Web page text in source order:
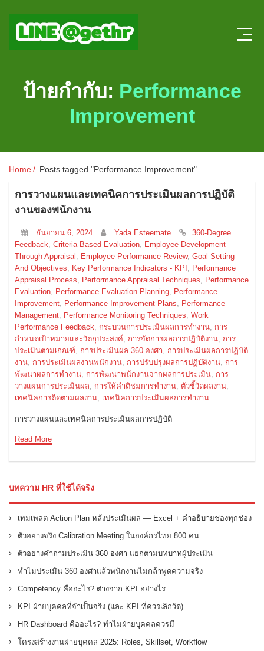
Home
ระบบประเมินผลออนไลน์
ป้ายกำกับ: Performance
Improvement
Home Posts tagged "Performance Improvement"
การวางแผนและเทคนิคการประเมินผลการปฏิบัติ
งานของพนักงาน
กันยายน 6, 2024 Yada Esteemate
360-Degree
Feedback Criteria-Based Evaluation
Employee Development
Through Appraisal
Employee Performance Review, Goal Setting
And Objectives
Key Performance Indicators - KPI
Performance
Appraisal Process
Performance Appraisal Techniques
Performance
Evaluation
Performance Evaluation Planning
Performance
Improvement
Performance Improvement Plans
Performance
Management
Performance Monitoring Techniques Work
Performance Feedback
กระบวนการประเมินผลการทำงาน การ
กำหนดเป้าหมายและวัตถุประสงค์
การจัดการผลการปฏิบัติงาน การ
ประเมินตามเกณฑ์
การประเมินผล 360 องศา
การประเมินผลการปฏิบัติ
งาน การประเมินผลงานพนักงาน การปรับปรุงผลการปฏิบัติงาน การ
พัฒนาผลการทำงาน การพัฒนาพนักงานจากผลการประเมิน การ
วางแผนการประเมินผล
การให้คำติชมการทำงาน ตัวชี้วัดผลงาน
เทคนิคการติดตามผลงาน เทคนิคการประเมินผลการทำงาน
การวางแผนและเทคนิคการประเมินผลการปฏิบัติ
Read More
บทความ HR ที่ใช้ได้จริง
เทมเพลต Action Plan หลังประเมินผล — Excel + คำอธิบายช่องทุกช่อง
ตัวอย่างจริง Calibration Meeting ในองค์กรไทย 800 คน
ตัวอย่างคำถามประเมิน 360 องศา แยกตามบทบาทผู้ประเมิน
ทำไมประเมิน 360 องศาแล้วพนักงานไม่กล้าพูดความจริง
Competency คืออะไร? ต่างจาก KPI อย่างไร
KPI ฝ่ายบุคคลที่จำเป็นจริง (และ KPI ที่ควรเลิกวัด)
HR Dashboard คืออะไร? ทำไมฝ่ายบุคคลควรมี
โครงสร้างงานฝ่ายบุคคล 2025: Roles, Skillset, Workflow